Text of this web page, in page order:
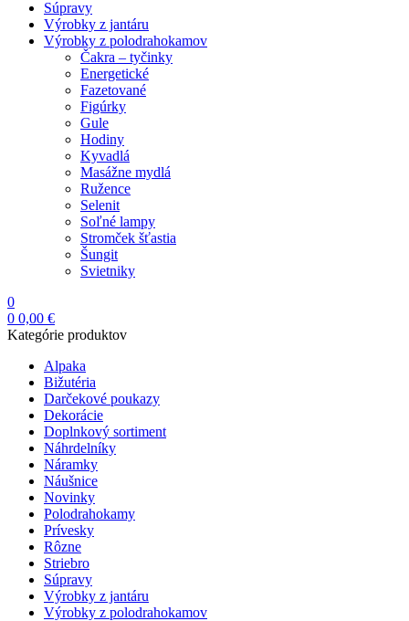
Súpravy
Výrobky z jantáru
Výrobky z polodrahokamov
Čakra – tyčinky
Energetické
Fazetované
Figúrky
Gule
Hodiny
Kyvadlá
Masážne mydlá
Ružence
Selenit
Soľné lampy
Stromček šťastia
Šungit
Svietniky
0
0 0,00 €
Kategórie produktov
Alpaka
Bižutéria
Darčekové poukazy
Dekorácie
Doplnkový sortiment
Náhrdelníky
Náramky
Náušnice
Novinky
Polodrahokamy
Prívesky
Rôzne
Striebro
Súpravy
Výrobky z jantáru
Výrobky z polodrahokamov